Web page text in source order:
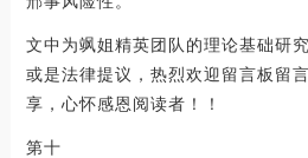
文中为飒姐精英团队的理论基础研
或是法律提议，热烈欢迎留言板留
享，心怀感恩阅读者！！
第十